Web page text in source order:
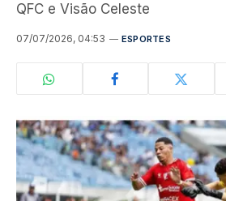
QFC e Visão Celeste
07/07/2026, 04:53 ESPORTES